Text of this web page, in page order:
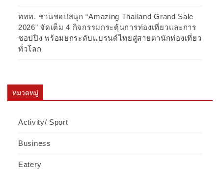
ททท. ชวนชอปสนุก “Amazing Thailand Grand Sale
2026” จัดเต็ม 4 กิจกรรมกระตุ้นการท่องเที่ยวและการ
ชอปปิง พร้อมยกระดับแบรนด์ไทยสู่สายตานักท่องเที่ยว
ทั่วโลก
หมวดหมู่
Activity/ Sport
Business
Eatery